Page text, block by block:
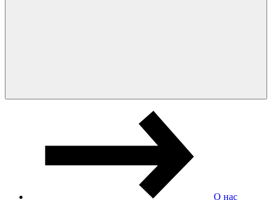
О нас